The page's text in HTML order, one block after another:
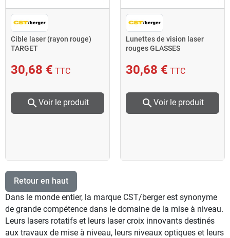
Cible laser (rayon rouge)
TARGET
30,68 € TTC
search Voir le produit
Lunettes de vision laser
rouges GLASSES
30,68 € TTC
search Voir le produit
Retour en haut
Dans le monde entier, la marque CST/berger est synonyme
de grande compétence dans le domaine de la mise à niveau.
Leurs lasers rotatifs et leurs laser croix innovants destinés
aux travaux de mise à niveau, leurs niveaux optiques et leurs